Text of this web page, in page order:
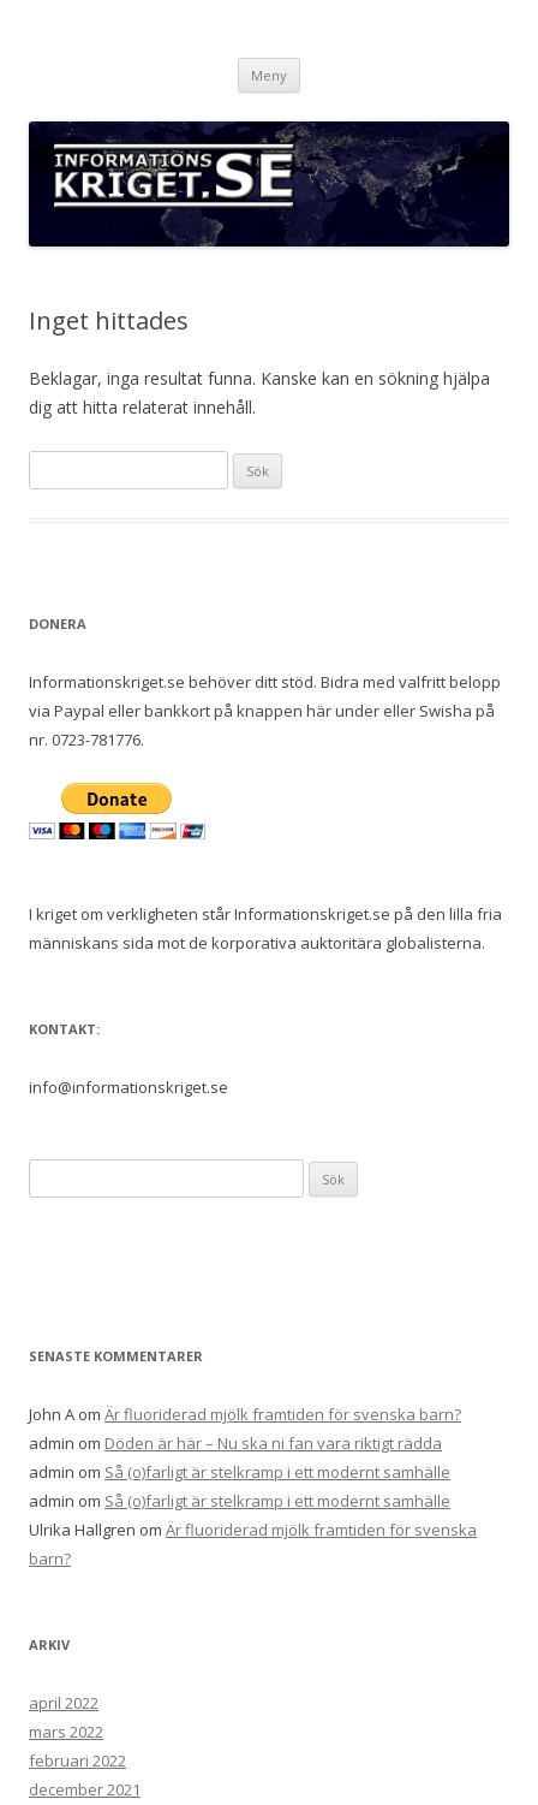
Meny
Inget hittades
Beklagar, inga resultat funna. Kanske kan en sökning hjälpa
dig att hitta relaterat innehåll.
efter:
DONERA
Informationskriget.se behöver ditt stöd. Bidra med valfritt belopp
via Paypal eller bankkort på knappen här under eller Swisha på
nr. 0723-781776.
I kriget om verkligheten står Informationskriget.se på den lilla fria
människans sida mot de korporativa auktoritära globalisterna.
KONTAKT:
info@informationskriget.se
efter:
SENASTE KOMMENTARER
John A om Är fluoriderad mjölk framtiden för svenska barn?
admin om Döden är här – Nu ska ni fan vara riktigt rädda
admin om Så (o)farligt är stelkramp i ett modernt samhälle
admin om Så (o)farligt är stelkramp i ett modernt samhälle
Ulrika Hallgren om Är fluoriderad mjölk framtiden för svenska
barn?
ARKIV
april 2022
mars 2022
februari 2022
december 2021